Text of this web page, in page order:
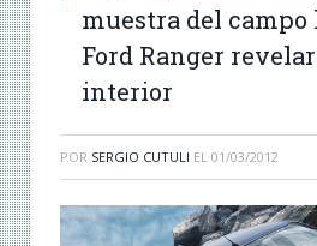
muestra del campo
Ford Ranger
interior
POR SERGIO CUTULI EL 01/03/2012